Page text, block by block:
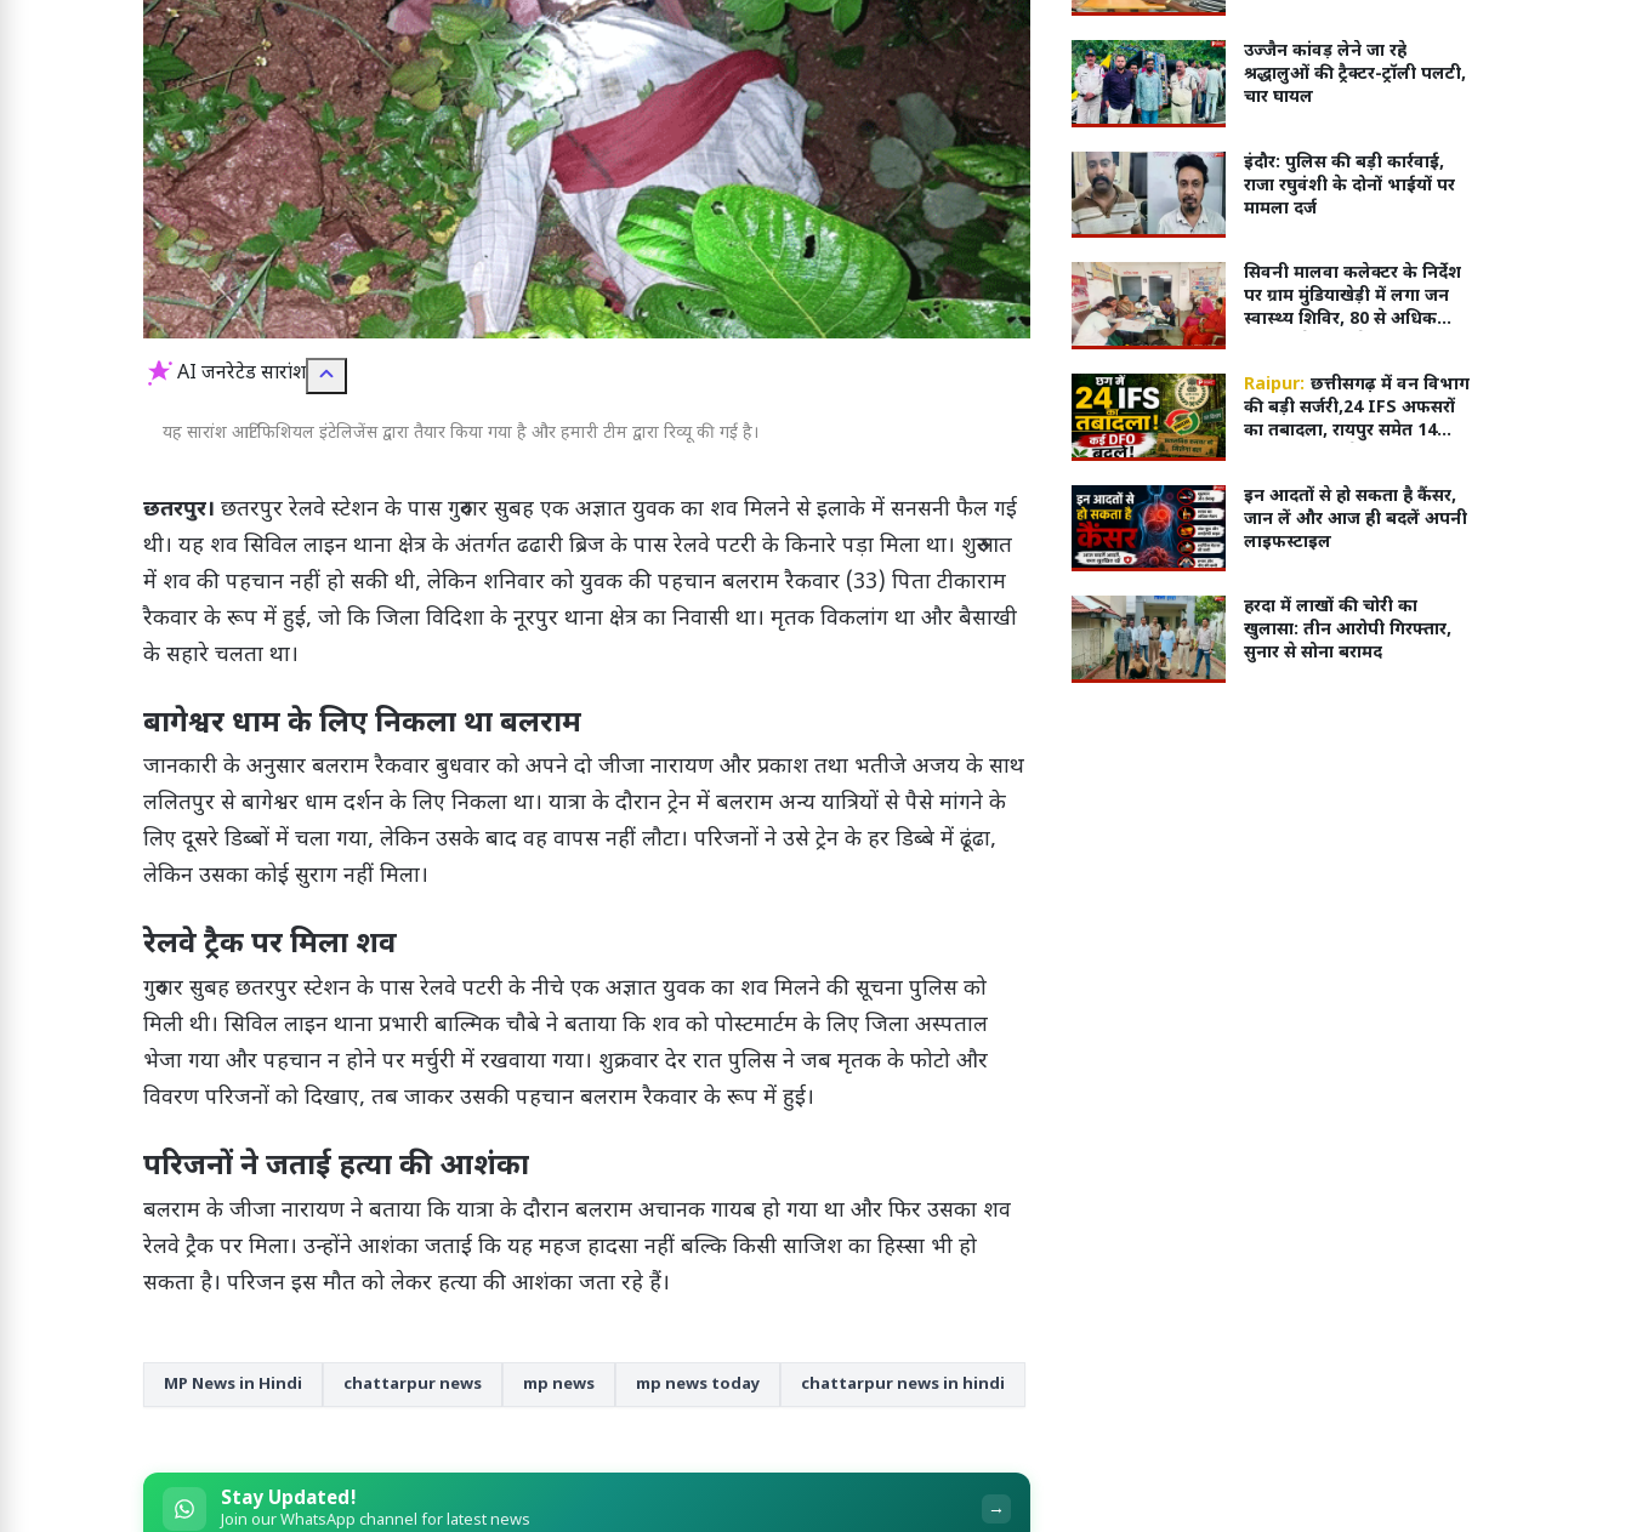
AI जनरेटेड सारांश
यह सारांश आर्टिफिशियल इंटेलिजेंस द्वारा तैयार किया गया है और हमारी टीम द्वारा रिव्यू की गई है।
छतरपुर। छतरपुर रेलवे स्टेशन के पास गुरुवार सुबह एक अज्ञात युवक का शव मिलने से इलाके में सनसनी फैल गई
थी। यह शव सिविल लाइन थाना क्षेत्र के अंतर्गत ढढारी ब्रिज के पास रेलवे पटरी के किनारे पड़ा मिला था। शुरुआत
में शव की पहचान नहीं हो सकी थी, लेकिन शनिवार को युवक की पहचान बलराम रैकवार (33) पिता टीकाराम
रैकवार के रूप में हुई, जो कि जिला विदिशा के नूरपुर थाना क्षेत्र का निवासी था। मृतक विकलांग था और बैसाखी
के सहारे चलता था।
बागेश्वर धाम के लिए निकला था बलराम
जानकारी के अनुसार बलराम रैकवार बुधवार को अपने दो जीजा नारायण और प्रकाश तथा भतीजे अजय के साथ
ललितपुर से बागेश्वर धाम दर्शन के लिए निकला था। यात्रा के दौरान ट्रेन में बलराम अन्य यात्रियों से पैसे मांगने के
लिए दूसरे डिब्बों में चला गया, लेकिन उसके बाद वह वापस नहीं लौटा। परिजनों ने उसे ट्रेन के हर डिब्बे में ढूंढा,
लेकिन उसका कोई सुराग नहीं मिला।
रेलवे ट्रैक पर मिला शव
गुरुवार सुबह छतरपुर स्टेशन के पास रेलवे पटरी के नीचे एक अज्ञात युवक का शव मिलने की सूचना पुलिस को
मिली थी। सिविल लाइन थाना प्रभारी बाल्मिक चौबे ने बताया कि शव को पोस्टमार्टम के लिए जिला अस्पताल
भेजा गया और पहचान न होने पर मर्चुरी में रखवाया गया। शुक्रवार देर रात पुलिस ने जब मृतक के फोटो और
विवरण परिजनों को दिखाए, तब जाकर उसकी पहचान बलराम रैकवार के रूप में हुई।
परिजनों ने जताई हत्या की आशंका
बलराम के जीजा नारायण ने बताया कि यात्रा के दौरान बलराम अचानक गायब हो गया था और फिर उसका शव
रेलवे ट्रैक पर मिला। उन्होंने आशंका जताई कि यह महज हादसा नहीं बल्कि किसी साजिश का हिस्सा भी हो
सकता है। परिजन इस मौत को लेकर हत्या की आशंका जता रहे हैं।
MP News in Hindi chattarpur news mp news mp news today chattarpur news in hindi
Stay Updated!
Join our WhatsApp channel for latest news →
उज्जैन कांवड़ लेने जा रहे
श्रद्धालुओं की ट्रैक्टर-ट्रॉली पलटी,
चार घायल
इंदौर: पुलिस की बड़ी कार्रवाई,
राजा रघुवंशी के दोनों भाईयों पर
मामला दर्ज
सिवनी मालवा कलेक्टर के निर्देश
पर ग्राम मुंडियाखेड़ी में लगा जन
स्वास्थ्य शिविर, 80 से अधिक
Raipur: छत्तीसगढ़ में वन विभाग
की बड़ी सर्जरी,24 IFS अफसरों
का तबादला, रायपुर समेत 14
इन आदतों से हो सकता है कैंसर,
जान लें और आज ही बदलें अपनी
लाइफस्टाइल
हरदा में लाखों की चोरी का
खुलासा: तीन आरोपी गिरफ्तार,
सुनार से सोना बरामद